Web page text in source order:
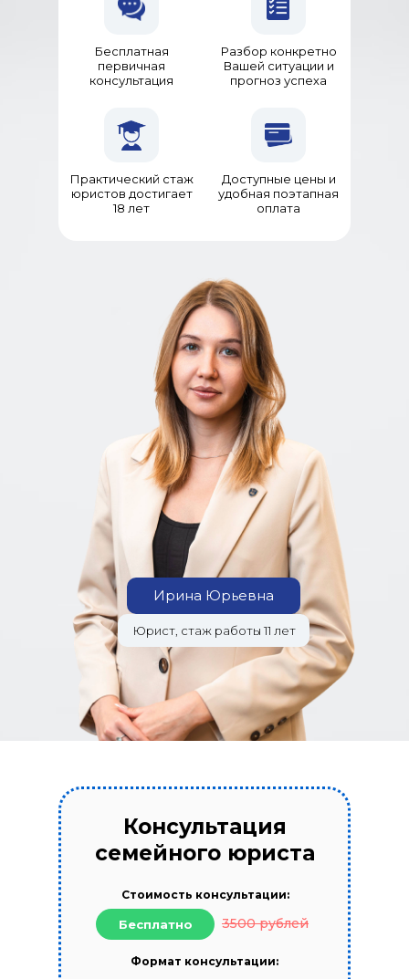
Ирина Юрьевна
Юрист, стаж работы 11 лет
Бесплатная
первичная
консультация
Разбор конкретно
Вашей ситуации и
прогноз успеха
Практический стаж
юристов достигает
18 лет
Доступные цены и
удобная поэтапная
оплата
Консультация
семейного юриста
Бесплатно 3500 рублей
Стоимость консультации:
Формат консультации: